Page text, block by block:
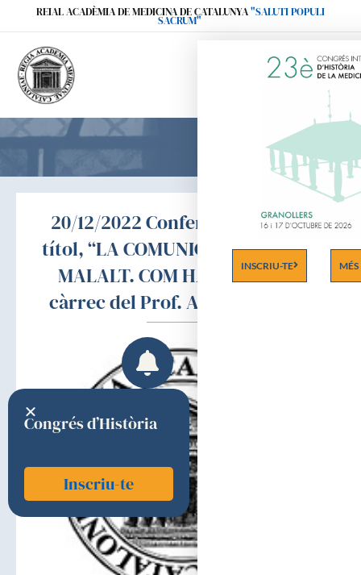
REIAL ACADÈMIA DE MEDICINA DE CATALUNYA"SALUTI POPULI
SACRUM"
20/12/2022 Conferència amb el
títol, “LA COMUNICACIÓ METGE-
MALALT. COM HA DE SER?” a
càrrec del Prof. Antoni Beltrán
Congrés d’Història
Inscriu-te
INSCRIU-TE